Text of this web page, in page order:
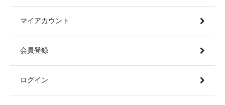
マイアカウント
会員登録
ログイン